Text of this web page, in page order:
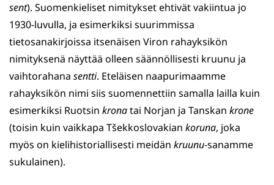
sent). Suomenkieliset nimitykset ehtivät vakiintua jo
1930-luvulla, ja esimerkiksi suurimmissa
tietosanakirjoissa itsenäisen Viron rahayksikön
nimityksenä näyttää olleen säännöllisesti kruunu ja
vaihtorahana sentti. Eteläisen naapurimaamme
rahayksikön nimi siis suomennettiin samalla lailla kuin
esimerkiksi Ruotsin kronatai Norjan ja Tanskan krone
(toisin kuin vaikkapa Tšekkoslovakian koruna, joka
myös on kielihistoriallisesti meidän kruunu-sanamme
sukulainen).